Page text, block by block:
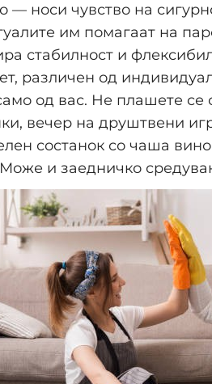
— носи чувство на
им помагаат на
стабилност и
различен од
од вас. Не плашете се
вечер на друштвени
состанок со чаша
и заедничко